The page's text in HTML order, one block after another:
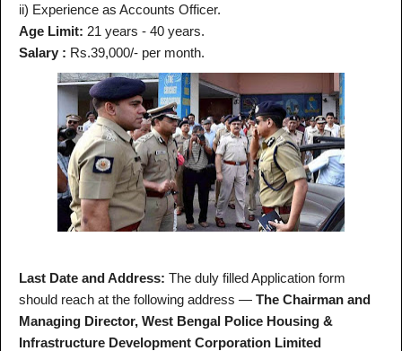
ii) Experience as Accounts Officer.
Age Limit: 21 years - 40 years.
Salary : Rs.39,000/- per month.
Last Date and Address: The duly filled Application form
should reach at the following address — The Chairman and
Managing Director, West Bengal Police Housing &
Infrastructure Development Corporation Limited